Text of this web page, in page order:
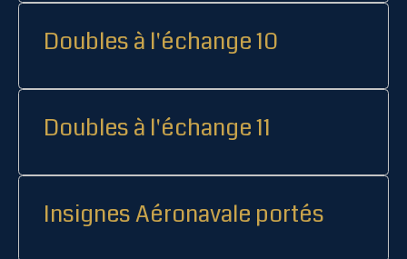
Doubles à l'échange 10
Doubles à l'échange 11
Insignes Aéronavale portés